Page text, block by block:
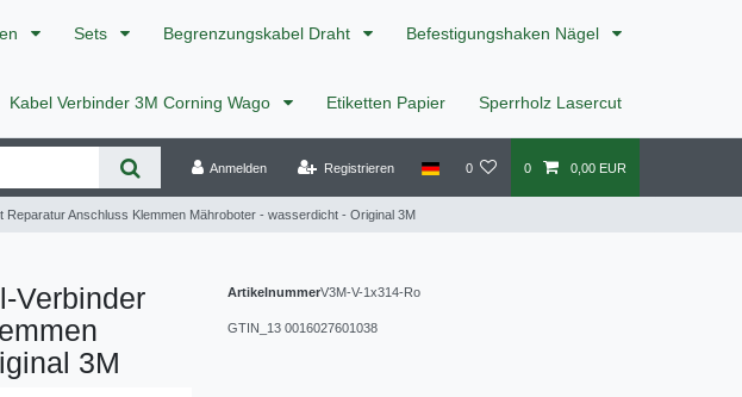
Sets Begrenzungskabel Draht Befestigungshaken Nägel
Kabel Verbinder 3M Corning Wago Etiketten Papier Sperrholz Lasercut
Anmelden Registrieren 0 0 0,00 EUR
Reparatur Anschluss Klemmen Mähroboter - wasserdicht - Original 3M
Verbinder
3M
ArtikelnummerV3M-V-1x314-Ro
GTIN_13 0016027601038